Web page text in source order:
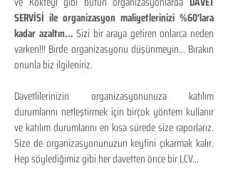
SERVİSİ ile organizasyon maliyetlerinizi %60'lara
kadar azaltın...Sizi bir araya getiren onlarca neden
varken!!! Birde organizasyonu düşünmeyin... Bırakın
onunla biz ilgileniriz.
Davetlilerinizin organizasyonunuza katılım
durumlarını netleştirmek için birçok yöntem kullanır
ve katılım durumlarını en kısa sürede size raporlarız.
Size de organizasyonunuzun keyfini çıkarmak kalır.
Hep söylediğimiz gibi her davetten önce bir LCV...